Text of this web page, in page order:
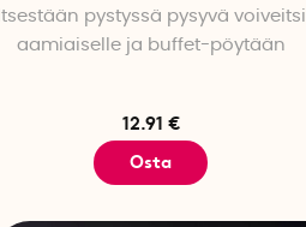
Itsestään pystyssä pysyvä voiveitsi
aamiaiselle ja buffet-pöytään
12.91 €
Osta